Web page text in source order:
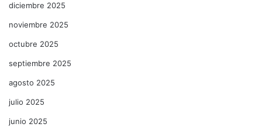
diciembre 2025
noviembre 2025
octubre 2025
septiembre 2025
agosto 2025
julio 2025
junio 2025